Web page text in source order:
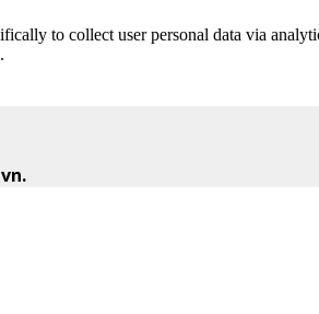
to collect user personal data via